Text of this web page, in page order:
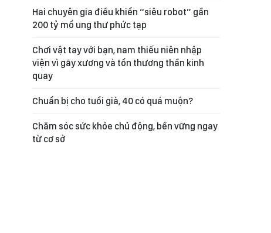
Hai chuyên gia điều khiển “siêu robot” gần
200 tỷ mổ ung thư phức tạp
Chơi vật tay với bạn, nam thiếu niên nhập
viện vì gãy xương và tổn thương thần kinh
quay
Chuẩn bị cho tuổi già, 40 có quá muộn?
Chăm sóc sức khỏe chủ động, bền vững ngay
từ cơ sở